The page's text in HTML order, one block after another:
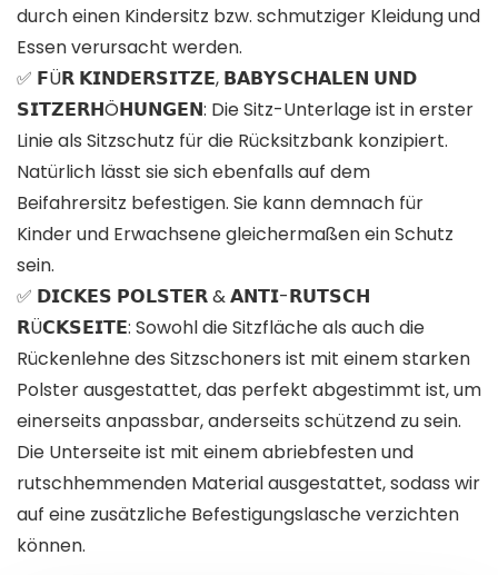
durch einen Kindersitz bzw. schmutziger Kleidung und
Essen verursacht werden.
✅ 𝗙Ü𝗥 𝗞𝗜𝗡𝗗𝗘𝗥𝗦𝗜𝗧𝗭𝗘, 𝗕𝗔𝗕𝗬𝗦𝗖𝗛𝗔𝗟𝗘𝗡 𝗨𝗡𝗗
𝗦𝗜𝗧𝗭𝗘𝗥𝗛Ö𝗛𝗨𝗡𝗚𝗘𝗡: Die Sitz-Unterlage ist in erster
Linie als Sitzschutz für die Rücksitzbank konzipiert.
Natürlich lässt sie sich ebenfalls auf dem
Beifahrersitz befestigen. Sie kann demnach für
Kinder und Erwachsene gleichermaßen ein Schutz
sein.
✅ 𝗗𝗜𝗖𝗞𝗘𝗦 𝗣𝗢𝗟𝗦𝗧𝗘𝗥 & 𝗔𝗡𝗧𝗜-𝗥𝗨𝗧𝗦𝗖𝗛
𝗥Ü𝗖𝗞𝗦𝗘𝗜𝗧𝗘: Sowohl die Sitzfläche als auch die
Rückenlehne des Sitzschoners ist mit einem starken
Polster ausgestattet, das perfekt abgestimmt ist, um
einerseits anpassbar, anderseits schützend zu sein.
Die Unterseite ist mit einem abriebfesten und
rutschhemmenden Material ausgestattet, sodass wir
auf eine zusätzliche Befestigungslasche verzichten
können.